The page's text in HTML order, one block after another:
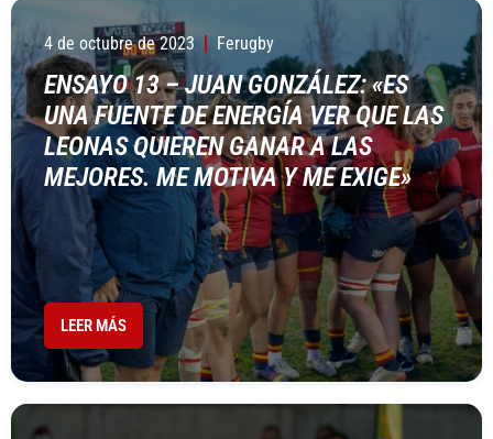
4 de octubre de 2023 Ferugby
ENSAYO 13 – JUAN GONZÁLEZ: «ES
UNA FUENTE DE ENERGÍA VER QUE LAS
LEONAS QUIEREN GANAR A LAS
MEJORES. ME MOTIVA Y ME EXIGE»
LEER MÁS